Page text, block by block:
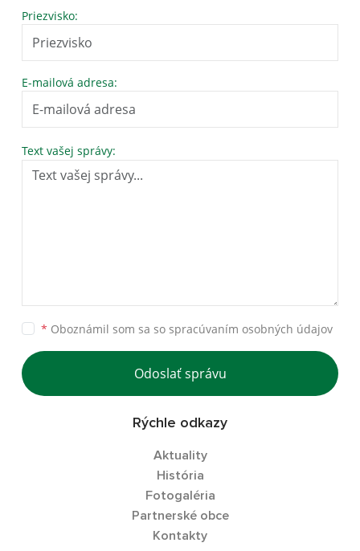
Priezvisko:
E-mailová adresa:
Text vašej správy:
* Oboznámil som sa so spracúvaním osobných údajov
Odoslať správu
Rýchle odkazy
Aktuality
História
Fotogaléria
Partnerské obce
Kontakty